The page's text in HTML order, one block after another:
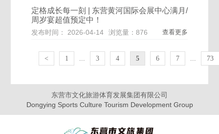
定格成长每一刻 | 东营黄河国际会展中心满月/
周岁宴超值预定中！
发布时间： 2026-04-14 浏览量：876 查看更多
< 1 ... 3 4 5 6 7 ... 73
东营市文化旅游体育发展集团有限公司
Dongying Sports Culture Tourism Development Group